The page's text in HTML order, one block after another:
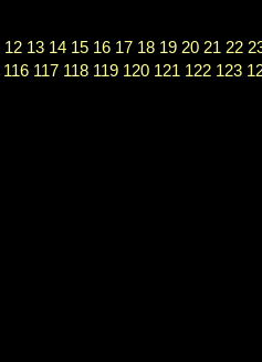
12 13 14 15 16 17 18 19 20 21 22
116 117 118 119 120 121 122 123